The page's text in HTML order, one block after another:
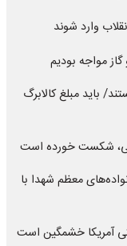
وارد شوند
مواجه بودیم
باید مبلغ کالابرگ
شکست خورده است
معظم شهدا با
آمریکا خشمگین است